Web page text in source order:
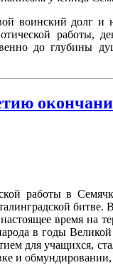
воинский долг и
работы,
до глубины
работы в
время на
в годы
для учащихся,
и